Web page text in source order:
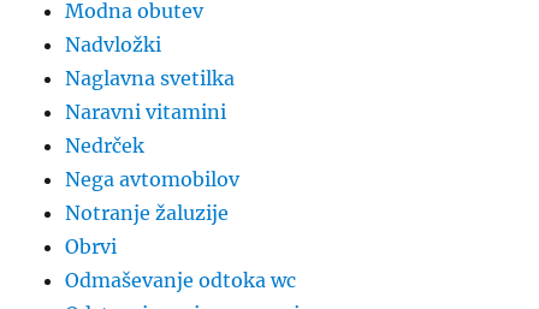
Modna obutev
Nadvložki
Naglavna svetilka
Naravni vitamini
Nedrček
Nega avtomobilov
Notranje žaluzije
Obrvi
Odmaševanje odtoka wc